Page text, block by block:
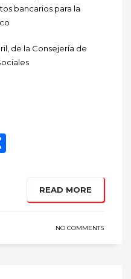
bancarios para la
de la Consejería de
READ MORE
NO COMMENTS